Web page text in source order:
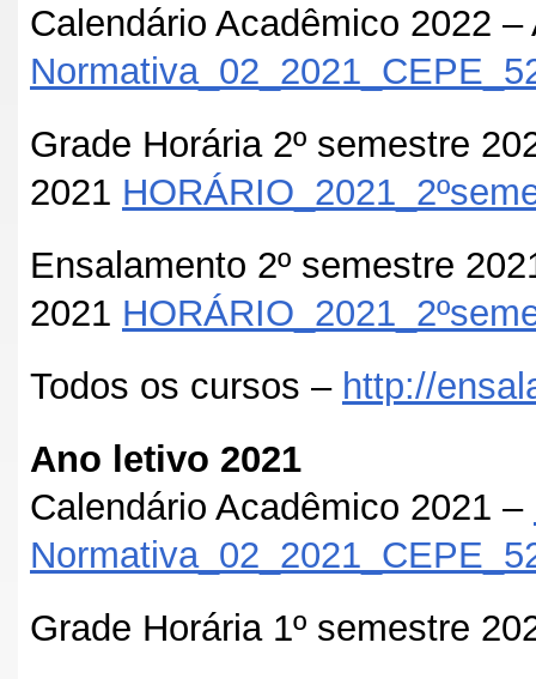
Calendário Acadêmico 2022
Grade Horária 2º semestre
2021
Ensalamento 2º semestre
2021
Todos os cursos – http://
Ano letivo 2021
Calendário Acadêmico 2021 –
Grade Horária 1º semestre